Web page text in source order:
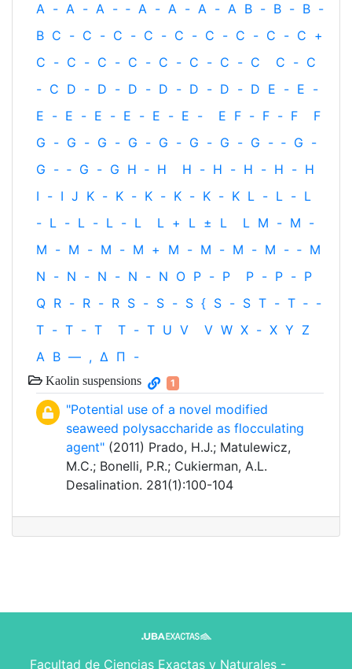
A - A - A - ‐ A - A - A - A B - B - B -
B C - C - C - C - C - C - C - C - C +
C - C - C - C - C - C - C - C C - C
- C D - D - D - D - D - D - D E - E -
E - E - E - E - E - E - E F - F - F
F
G - G - G - G - G - G - G - G - ‐ G -
G - ‐ G - G H ‐ H H - H - H - H - H
I - I J K - K - K - K - K - K L - L - L
- L - L - L - L L + L ± L L M - M -
M - M - M - M + M - M - M - M - ‐ M
N - N - N - N - N O P - P P - P - P
Q R - R - R S - S - S { S - S T - T ‐ -
T - T - T T - T U V V W X - X Y Z
Α Β — , Δ Π -
Kaolin suspensions 1
"Potential use of a novel modified
seaweed polysaccharide as flocculating
agent" (2011) Prado, H.J.; Matulewicz,
M.C.; Bonelli, P.R.; Cukierman, A.L.
Desalination. 281(1):100-104
Facultad de Ciencias Exactas y Naturales -